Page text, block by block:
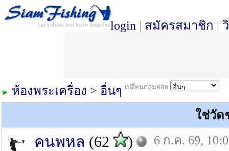
login | สมัครสมาชิก |
เปลี่ยนกลุ่มย่อย
ห้องพระเครื่อง > อื่นๆ
ใช่วัด
คนพหล (62 ) 6 ก.ค. 69,